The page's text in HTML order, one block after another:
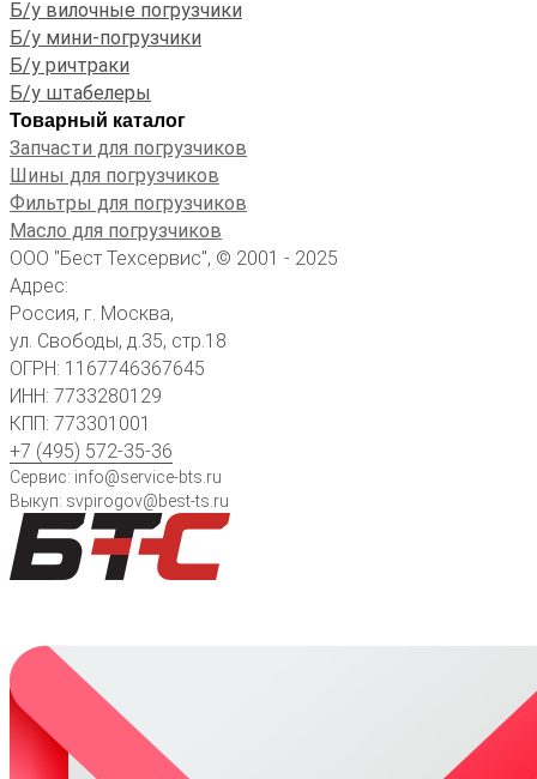
Б/у вилочные погрузчики
Б/у мини-погрузчики
Б/у ричтраки
Б/у штабелеры
Товарный каталог
Запчасти для погрузчиков
Шины для погрузчиков
Фильтры для погрузчиков
Масло для погрузчиков
ООО "Бест Техсервис", © 2001 - 2025
Адрес:
Россия, г. Москва,
ул. Свободы, д.35, стр.18
ОГРН: 1167746367645
ИНН: 7733280129
КПП: 773301001
+7 (495) 572-35-36
Сервис: info@service-bts.ru
Выкуп: svpirogov@best-ts.ru